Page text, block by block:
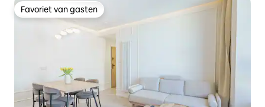
Favoriet van gasten
Favoriet van gasten